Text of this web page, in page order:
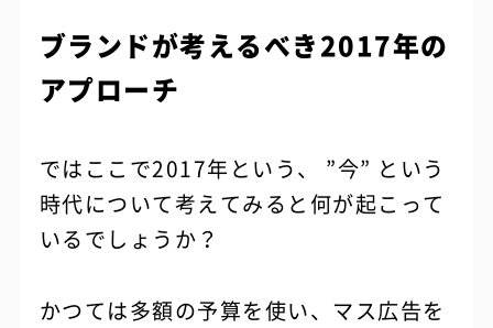
ブランドが考えるべき2017年の
アプローチ
ではここで2017年という、 ”今” という
時代について考えてみると何が起こって
いるでしょうか？
かつては多額の予算を使い、マス広告を